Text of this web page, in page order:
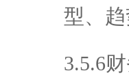
型、
3.5.6